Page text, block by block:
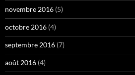
novembre 2016 (5)
octobre 2016 (4)
septembre 2016 (7)
août 2016 (4)